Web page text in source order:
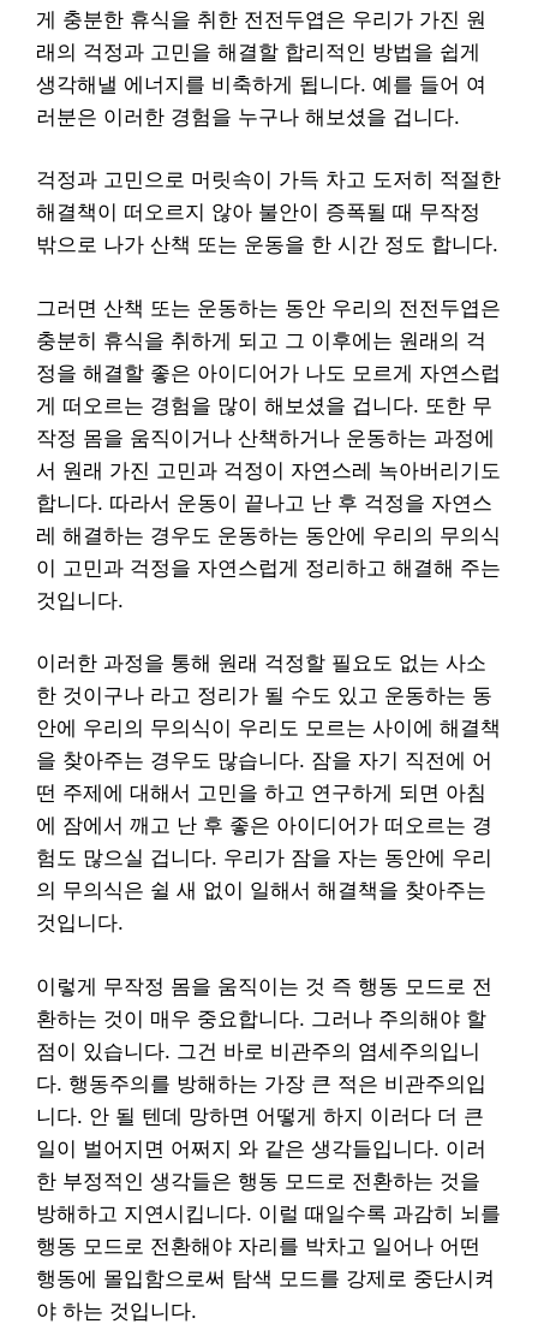
게 충분한 휴식을 취한 전전두엽은 우리가 가진 원
래의 걱정과 고민을 해결할 합리적인 방법을 쉽게
생각해낼 에너지를 비축하게 됩니다. 예를 들어 여
러분은 이러한 경험을 누구나 해보셨을 겁니다.
걱정과 고민으로 머릿속이 가득 차고 도저히 적절한
해결책이 떠오르지 않아 불안이 증폭될 때 무작정
밖으로 나가 산책 또는 운동을 한 시간 정도 합니다.
그러면 산책 또는 운동하는 동안 우리의 전전두엽은
충분히 휴식을 취하게 되고 그 이후에는 원래의 걱
정을 해결할 좋은 아이디어가 나도 모르게 자연스럽
게 떠오르는 경험을 많이 해보셨을 겁니다. 또한 무
작정 몸을 움직이거나 산책하거나 운동하는 과정에
서 원래 가진 고민과 걱정이 자연스레 녹아버리기도
합니다. 따라서 운동이 끝나고 난 후 걱정을 자연스
레 해결하는 경우도 운동하는 동안에 우리의 무의식
이 고민과 걱정을 자연스럽게 정리하고 해결해 주는
것입니다.
이러한 과정을 통해 원래 걱정할 필요도 없는 사소
한 것이구나 라고 정리가 될 수도 있고 운동하는 동
안에 우리의 무의식이 우리도 모르는 사이에 해결책
을 찾아주는 경우도 많습니다. 잠을 자기 직전에 어
떤 주제에 대해서 고민을 하고 연구하게 되면 아침
에 잠에서 깨고 난 후 좋은 아이디어가 떠오르는 경
험도 많으실 겁니다. 우리가 잠을 자는 동안에 우리
의 무의식은 쉴 새 없이 일해서 해결책을 찾아주는
것입니다.
이렇게 무작정 몸을 움직이는 것 즉 행동 모드로 전
환하는 것이 매우 중요합니다. 그러나 주의해야 할
점이 있습니다. 그건 바로 비관주의 염세주의입니
다. 행동주의를 방해하는 가장 큰 적은 비관주의입
니다. 안 될 텐데 망하면 어떻게 하지 이러다 더 큰
일이 벌어지면 어쩌지 와 같은 생각들입니다. 이러
한 부정적인 생각들은 행동 모드로 전환하는 것을
방해하고 지연시킵니다. 이럴 때일수록 과감히 뇌를
행동 모드로 전환해야 자리를 박차고 일어나 어떤
행동에 몰입함으로써 탐색 모드를 강제로 중단시켜
야 하는 것입니다.